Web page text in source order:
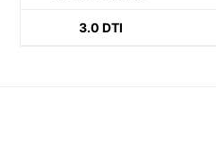
3.0 DTI